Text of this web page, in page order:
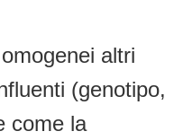
altri
(genotipo,
come la